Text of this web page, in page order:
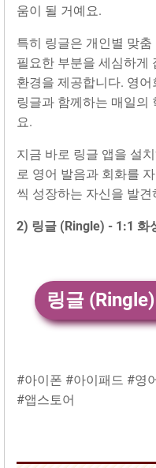
움이 될 거예요.
특히 링글은 개인별 맞
필요한 부분을 세심하게
환경을 제공합니다. 영
링글과 함께하는 매일의
요.
지금 바로 링글 앱을 설
로 영어 발음과 회화를
씩 성장하는 자신을 발
2) 링글 (Ringle) - 1:1 화
#아이폰 #아이패드 #영
#앱스토어